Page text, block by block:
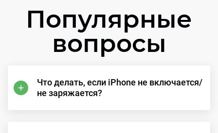
Популярные
вопросы
Что делать, если iPhone не включается/
не заряжается?